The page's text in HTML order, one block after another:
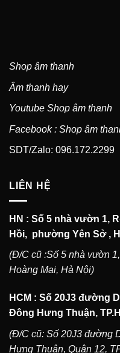
Shop âm thanh
Âm thanh hay
Youtube Shop âm thanh
Facebook : Shop âm
SDT/Zalo: 096.172.2299
LIÊN HỆ
HN : Số 5 nhà vườn 1,
Hồi, phường Yên Sở ,
(Đ/C cũ :Số 5 nhà vườn
Hoàng Mai, Hà Nội)
HCM : Số 20J3 đường
Đông Hưng Thuận,
(Đ/C cũ: Số 20J3 đường
Hưng Thuận, Quận 12,